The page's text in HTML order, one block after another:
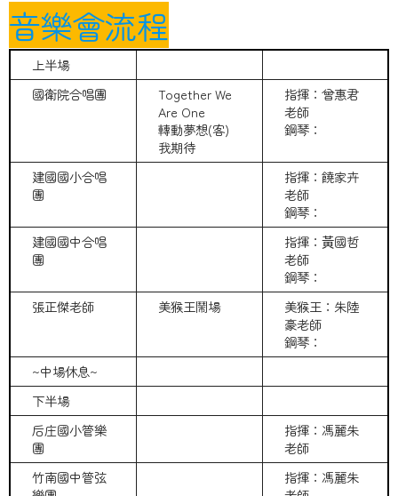
音樂會流程
上半場
國衛院合唱團
Together We
Are One
轉動夢想(客)
我期待
指揮：曾惠君
老師
鋼琴：
建國國小合唱
團
指揮：饒家卉
老師
鋼琴：
建國國中合唱
團
指揮：黃國哲
老師
鋼琴：
張正傑老師
美猴王鬧場
美猴王：朱陸
豪老師
鋼琴：
~中場休息~
下半場
后庄國小管樂
團
指揮：馮麗朱
老師
竹南國中管弦
指揮：馮麗朱